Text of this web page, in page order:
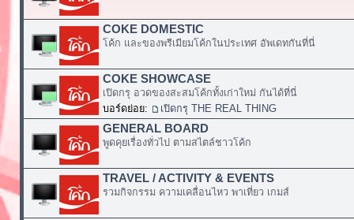
COKE DOMESTIC
โค้ก และของพรีเมียมโค้กในประเทศ อัพเดทกันที่นี่
COKE SHOWCASE
เปิดกรุ อวดของสะสมโค้กทั้งเก่าใหม่ กันได้ที่นี่
บอร์ดย่อย:
เปิดกรุ THE REAL THING
GENERAL BOARD
พูดคุยเรื่องทั่วไป ตามสไตล์ชาวโค้ก
TRAVEL / ACTIVITY & EVENTS
รวมกิจกรรม ความเคลื่อนไหว พาเที่ยว เกมส์